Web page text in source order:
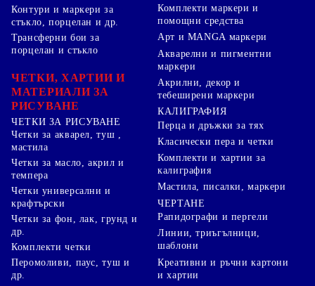
Контури и маркери за
стъкло, порцелан и др.
Трансферни бои за
порцелан и стъкло
ЧЕТКИ, ХАРТИИ И
МАТЕРИАЛИ ЗА
РИСУВАНЕ
ЧЕТКИ ЗА РИСУВАНЕ
Четки за акварел, туш ,
мастила
Четки за масло, акрил и
темпера
Четки универсални и
крафтърски
Четки за фон, лак, грунд и
др.
Комплекти четки
Комплекти маркери и
помощни средства
Арт и MANGA маркери
Акварелни и пигментни
маркери
Акрилни, декор и
тебеширени маркери
КАЛИГРАФИЯ
Перца и дръжки за тях
Класически пера и четки
Комплекти и хартии за
калиграфия
Мастила, писалки, маркери
ЧЕРТАНЕ
Рапидографи и пергели
Линии, триъгълници,
шаблони
Перомоливи, паус, туш и
др.
Креативни и ръчни картони
и хартии